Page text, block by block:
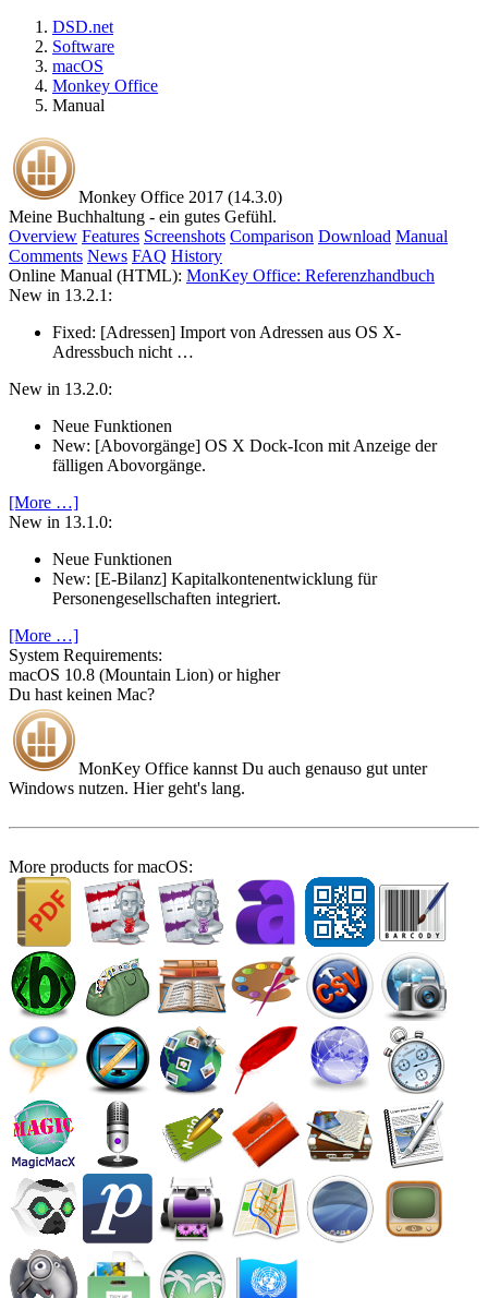
DSD.net
Software
macOS
Monkey Office
Manual
Monkey Office 2017 (14.3.0)
Meine Buchhaltung - ein gutes Gefühl.
Overview Features Screenshots Comparison Download Manual
Comments News FAQ History
Online Manual (HTML): MonKey Office: Referenzhandbuch
New in 13.2.1:
Fixed: [Adressen] Import von Adressen aus OS X-
Adressbuch nicht …
New in 13.2.0:
Neue Funktionen
New: [Abovorgänge] OS X Dock-Icon mit Anzeige der
fälligen Abovorgänge.
[More …]
New in 13.1.0:
Neue Funktionen
New: [E-Bilanz] Kapitalkontenentwicklung für
Personengesellschaften integriert.
[More …]
System Require­ments:
macOS 10.8 (Mountain Lion) or higher
Du hast keinen Mac?
MonKey Office kannst Du auch genauso gut unter
Windows nutzen. Hier geht's lang.
More products for macOS: